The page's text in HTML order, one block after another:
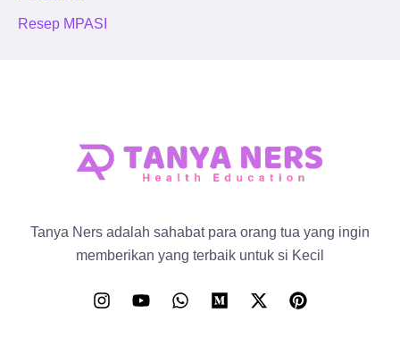
Resep MPASI
Tanya Ners adalah sahabat para orang tua yang ingin
memberikan yang terbaik untuk si Kecil